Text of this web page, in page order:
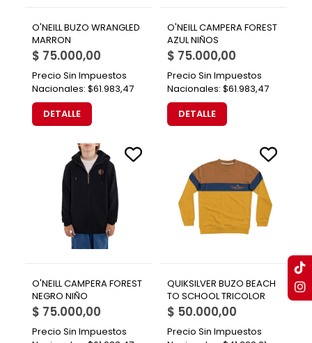
O'NEILL BUZO WRANGLED
MARRON
$ 75.000,00
Precio Sin Impuestos
Nacionales: $61.983,47
DETALLE
O'NEILL CAMPERA FOREST
AZUL NIÑOS
$ 75.000,00
Precio Sin Impuestos
Nacionales: $61.983,47
DETALLE
O'NEILL CAMPERA FOREST
NEGRO NIÑO
$ 75.000,00
Precio Sin Impuestos
QUIKSILVER BUZO BEACH
TO SCHOOL TRICOLOR
$ 50.000,00
Precio Sin Impuestos